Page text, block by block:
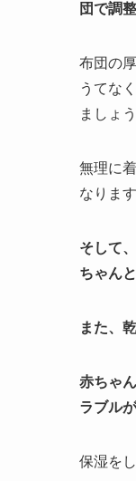
団で調
布団の
うてな
ましょ
無理に
なりま
そして
ちゃん
また、
赤ちゃ
ラブル
保湿を